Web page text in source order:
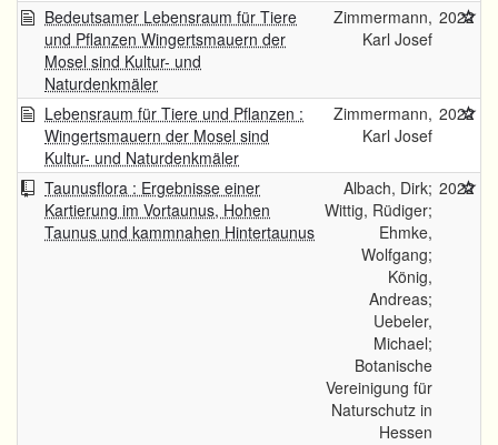
Bedeutsamer Lebensraum für Tiere
und Pflanzen Wingertsmauern der
Mosel sind Kultur- und
Naturdenkmäler
Zimmermann,
Karl Josef
2022
Lebensraum für Tiere und Pflanzen :
Wingertsmauern der Mosel sind
Kultur- und Naturdenkmäler
Zimmermann,
Karl Josef
2022
Taunusflora : Ergebnisse einer
Kartierung im Vortaunus, Hohen
Taunus und kammnahen Hintertaunus
Albach, Dirk;
Wittig, Rüdiger;
Ehmke,
Wolfgang;
König,
Andreas;
Uebeler,
Michael;
Botanische
Vereinigung für
Naturschutz in
Hessen
2022